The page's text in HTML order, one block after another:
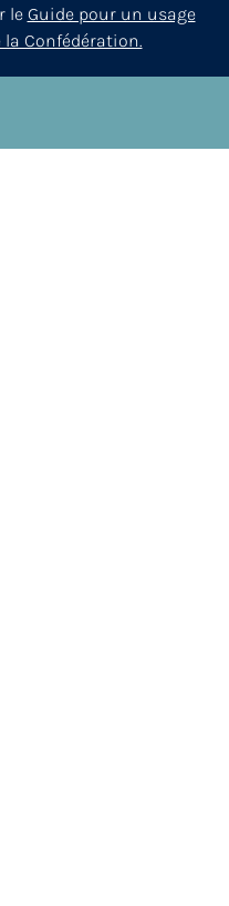
le Guide pour un usage
Confédération.